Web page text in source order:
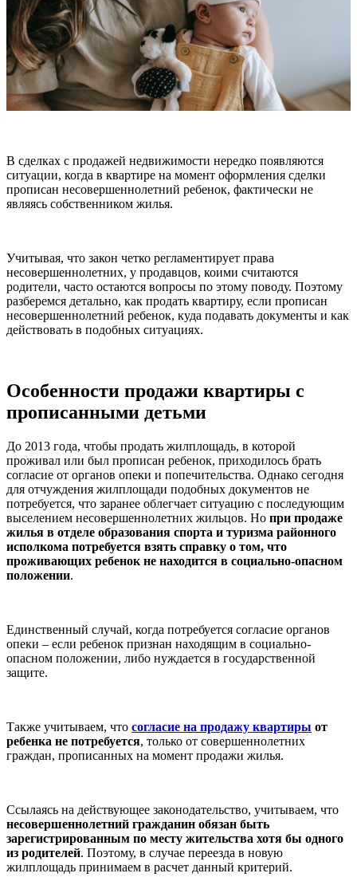
В сделках с продажей недвижимости нередко появляются
ситуации, когда в квартире на момент оформления сделки
прописан несовершеннолетний ребенок, фактически не
являясь собственником жилья.
Учитывая, что закон четко регламентирует права
несовершеннолетних, у продавцов, коими считаются
родители, часто остаются вопросы по этому поводу. Поэтому
разберемся детально, как продать квартиру, если прописан
несовершеннолетний ребенок, куда подавать документы и как
действовать в подобных ситуациях.
Особенности продажи квартиры с
прописанными детьми
До 2013 года, чтобы продать жилплощадь, в которой
проживал или был прописан ребенок, приходилось брать
согласие от органов опеки и попечительства. Однако сегодня
для отчуждения жилплощади подобных документов не
потребуется, что заранее облегчает ситуацию с последующим
выселением несовершеннолетних жильцов. Но при продаже
жилья в отделе образования спорта и туризма районного
исполкома потребуется взять справку о том, что
проживающих ребенок не находится в социально-опасном
положении.
Единственный случай, когда потребуется согласие органов
опеки – если ребенок признан находящим в социально-
опасном положении, либо нуждается в государственной
защите.
Также учитываем, что согласие на продажу квартиры от
ребенка не потребуется, только от совершеннолетних
граждан, прописанных на момент продажи жилья.
Ссылаясь на действующее законодательство, учитываем, что
несовершеннолетний гражданин обязан быть
зарегистрированным по месту жительства хотя бы одного
из родителей. Поэтому, в случае переезда в новую
жилплощадь принимаем в расчет данный критерий.